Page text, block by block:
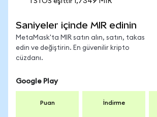
Saniyeler içinde MIR edinin
MetaMask'ta MIR satın alın, satın, takas
edin ve değiştirin. En güvenilir kripto
cüzdanı.
Google Play
Puan İndirme